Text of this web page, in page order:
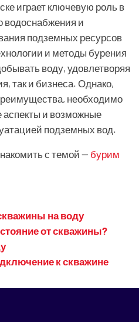
играет ключевую роль в
водоснабжения и
подземных ресурсов
и методы бурения
воду, удовлетворяя
так и бизнеса. Однако,
необходимо
аспекты и возможные
подземных вод.
с темой — бурим
на воду
от скважины?
к скважине